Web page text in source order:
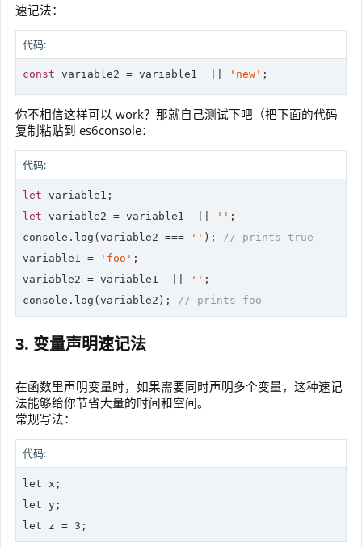
速记法：
代码:
const variable2 = variable1  || 'new' ;
你不相信这样可以 work？那就自己测试下吧（把下面的代码
复制粘贴到 es6console：
代码:
let
let variable2 = variable1  || ''
console .log(variable2 === '' );
// prints true
variable1 =
'foo' ;
variable2 = variable1  ||
''
console .log(variable2); // prints foo
3. 变量声明速记法
在函数里声明变量时，如果需要同时声明多个变量，这种速记
法能够给你节省大量的时间和空间。
常规写法：
代码:
let
let
let z = 3;